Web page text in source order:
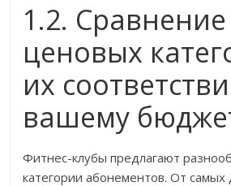
1.2. Сравнение
ценовых
их
вашему
Фитнес-клубы предлагают
категории абонементов. От самых